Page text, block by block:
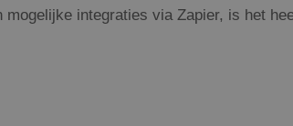
integraties via Zapier, is het